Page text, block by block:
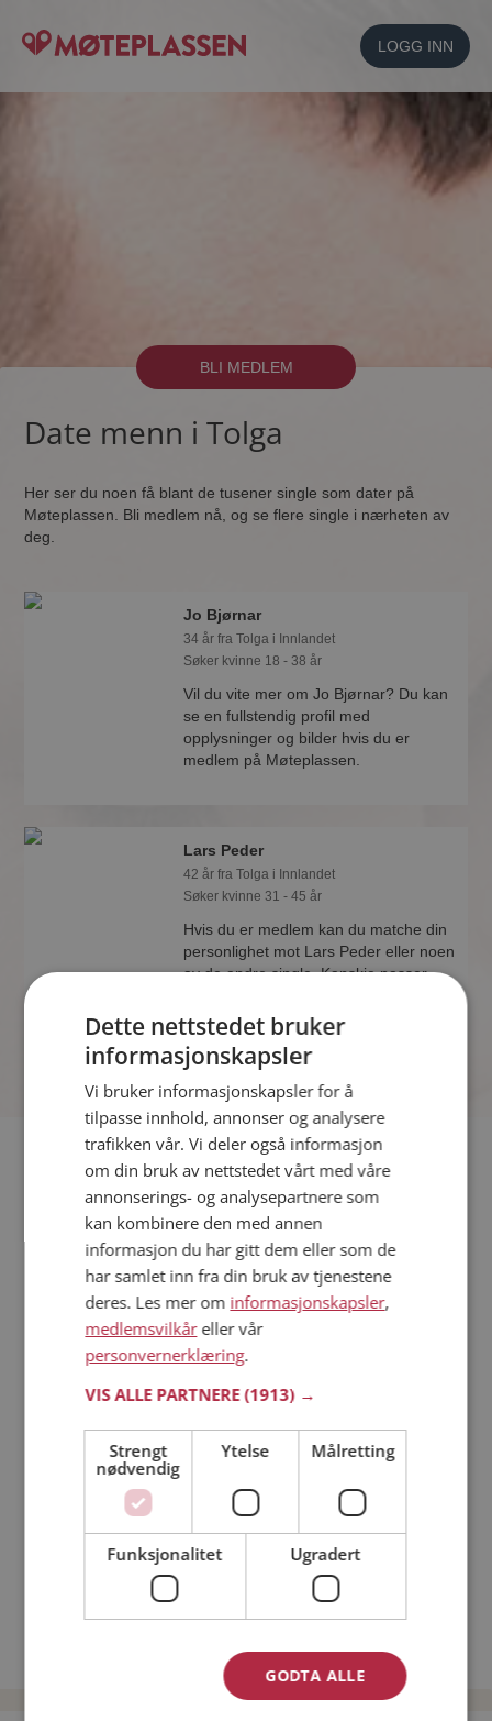
LOGG INN
BLI MEDLEM
Date menn i Tolga
Her ser du noen få blant de tusener single som dater på
Møteplassen. Bli medlem nå, og se flere single i nærheten av
deg.
Jo Bjørnar
34 år fra Tolga i Innlandet
Søker kvinne 18 - 38 år
Vil du vite mer om Jo Bjørnar? Du kan
se en fullstendig profil med
opplysninger og bilder hvis du er
medlem på Møteplassen.
Lars Peder
42 år fra Tolga i Innlandet
Søker kvinne 31 - 45 år
Hvis du er medlem kan du matche din
personlighet mot Lars Peder eller noen
av de andre single. Kanskje passer
Hvis du søker dating i Tolga har du kommet til riktig sted. På
Møteplassen kan du bli medlem og søke blant tusenvis av
datinginteresserte single i Tolga
Läs mer
Trinn 1 - Bli medlem og lag en presentasjon
Trinn 2 - Slik fungerer våre søkefunksjoner
Trinn 3 - Tips til hvordan du tar kontakt
Dating på mobilen
Dating på Møteplassen
Nettdatingtips
Single synes
Date kvinner i Norge
Dette nettstedet bruker
informasjonskapsler
Vi bruker informasjonskapsler for å
tilpasse innhold, annonser og analysere
trafikken vår. Vi deler også informasjon
om din bruk av nettstedet vårt med våre
annonserings- og analysepartnere som
kan kombinere den med annen
informasjon du har gitt dem eller som de
har samlet inn fra din bruk av tjenestene
deres. Les mer om informasjonskapsler,
medlemsvilkåreller vår
personvernerklæring.
VIS ALLE PARTNERE(1913) →
Strengt
nødvendig
Ytelse Målretting
Funksjonalitet Ugradert
GODTA ALLE